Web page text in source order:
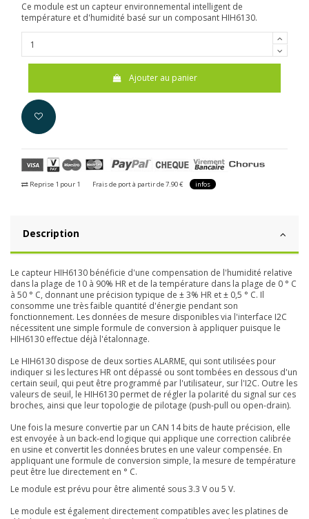
Ce module est un capteur environnemental intelligent de
température et d'humidité basé sur un composant HIH6130.
Ajouter au panier
Reprise 1 pour 1 Frais de port à partir de 7.90 € infos
Description
Le capteur HIH6130 bénéficie d'une compensation de l'humidité relative
dans la plage de 10 à 90% HR et de la température dans la plage de 0 ° C
à 50 ° C, donnant une précision typique de ± 3% HR et ± 0,5 ° C. Il
consomme une très faible quantité d'énergie pendant son
fonctionnement. Les données de mesure disponibles via l'interface I2C
nécessitent une simple formule de conversion à appliquer puisque le
HIH6130 effectue déjà l'étalonnage.
Le HIH6130 dispose de deux sorties ALARME, qui sont utilisées pour
indiquer si les lectures HR ont dépassé ou sont tombées en dessous d'un
certain seuil, qui peut être programmé par l'utilisateur, sur l'I2C. Outre les
valeurs de seuil, le HIH6130 permet de régler la polarité du signal sur ces
broches, ainsi que leur topologie de pilotage (push-pull ou open-drain).
Une fois la mesure convertie par un CAN 14 bits de haute précision, elle
est envoyée à un back-end logique qui applique une correction calibrée
en usine et convertit les données brutes en une valeur compensée. En
appliquant une formule de conversion simple, la mesure de température
peut être lue directement en ° C.
Le module est prévu pour être alimenté sous 3.3 V ou 5 V.
Le module est également directement compatibles avec les platines de